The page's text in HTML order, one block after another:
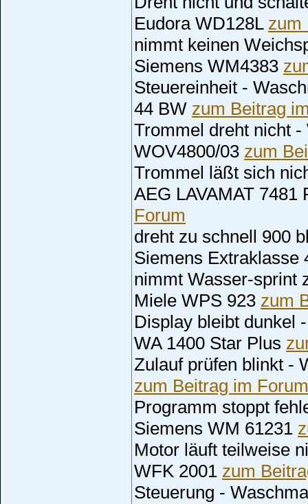
Eudora WD128L zum
nimmt keinen
Siemens WM4383
Steuereinheit -
44 BW zum Beitrag
Trommel dreht nicht
WOV4800/03 zum
Trommel läßt sich
AEG LAVAMAT 7481
Forum
dreht zu schnell 900
Siemens Extraklasse
nimmt Wasser-sprint
Miele WPS 923 zum
Display bleibt dunkel
WA 1400 Star Plus
Zulauf prüfen blinkt -
zum Beitrag im Forum
Programm stoppt
Siemens WM 61231
Motor läuft teilweise
WFK 2001 zum
Steuerung -